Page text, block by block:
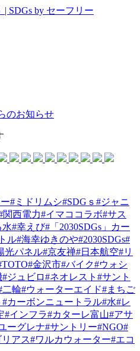
のお知らせ
#ミドリムシ#SDGｓ #ジャニ
関西電力#イマココラボ#サス
水#幸えび#「2030SDGs」カー
ル#海幸ゆきのや#2030SDGs#
光パネル#京友禅#日本航空#リ
#金沢市#バイク#ウォシ
#ジュビロ#ネオレスト #サント
二輪#ウォーターエイド#まちご
#カーボンニュートラル#水#レ
#インフラ#カターレ富山#アサ
ーグレナ#サントリー#NGO#
アス#ワルカウォーター#エコ